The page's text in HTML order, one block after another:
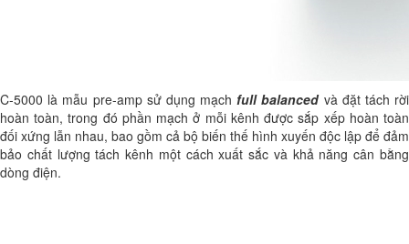
C-5000 là mẫu pre-amp sử dụng mạchfull balancedvà đặt tách rời
hoàn toàn, trong đó phần mạch ở mỗi kênh được sắp xếp hoàn toàn
đối xứng lẫn nhau, bao gồm cả bộ biến thế hình xuyến độc lập để đảm
bảo chất lượng tách kênh một cách xuất sắc và khả năng cân bằng
dòng điện.